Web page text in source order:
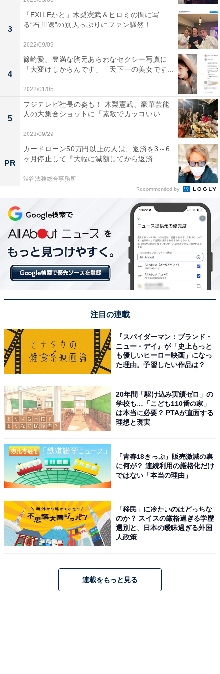
3
「EXILEかと」木梨憲武＆ヒロミの間に写
る“石川遼”の別人っぷりにファン騒然！...
2022/09/09
4
篠崎愛、豊満な胸元あらわなセクシー写真に
「大変けしからんです」「天下一の美女です...
2022/01/05
5
フジテレビ社長の姿も！ 木梨憲武、豪華芸能
人の大集合ショットに「素敵でカッコいい...
2023/09/29
PR
カードローン50万円以上の人は、返済を3～6
ヶ月停止して『大幅に減額してから返済...
渋谷法務総合事務所
Recommended by
注目の連載
『スパイダーマン：ブランド・
ニュー・デイ』が「史上もっと
も優しいヒーロー映画」になっ
た理由。予習したい作品は？
20年間「駆け込み実績ゼロ」の
学校も…「こども110番の家」
は本当に必要？ PTAが直面する
理想と現実
「青春18きっぷ」販売激減の裏
に何が？ 連続利用の厳格化だけ
ではない「本当の理由」
「移民」に冷たいのはどっちな
のか？ スイスの厳格過ぎる学歴
選別と、日本の曖昧過ぎる外国
人政策
連載をもっと見る